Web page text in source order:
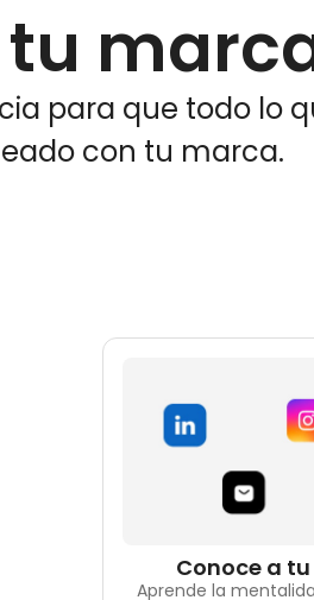
para que todo lo
con tu marca.
Conoce a
Aprende la